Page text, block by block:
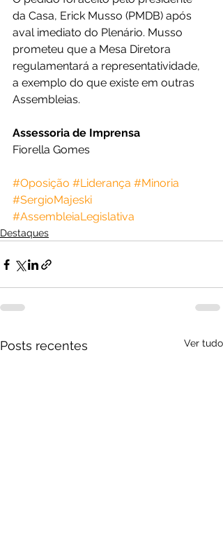
da Casa, Erick Musso (PMDB) após
aval imediato do Plenário. Musso
prometeu que a Mesa Diretora
regulamentará a representatividade,
a exemplo do que existe em outras
Assembleias.
Assessoria de Imprensa
Fiorella Gomes
#Oposição #Liderança #Minoria
#SergioMajeski
#AssembleiaLegislativa
Destaques
Posts recentes Ver tudo